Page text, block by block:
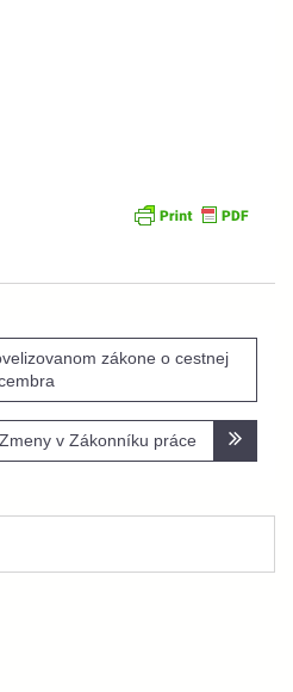
zákone o cestnej
Zmeny v Zákonníku práce